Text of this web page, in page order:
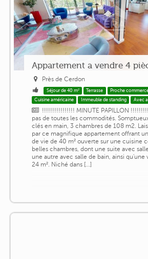
Appartement a vendre 4
Près de Cerdon
Séjour de 40 m² Terrasse
Proche
Cuisine américaine
Immeuble de standing Avec
!!!!!!!!!!!!!!!! MINUTE PAPILLON
pas de toutes les commodités.
clés en main, 3 chambres de 108 m2.
par ce magnifique appartement offrant
de vie de 40 m² ouverte sur une cuisine
belles chambres, dont une suite avec
une autre avec salle de bain, ainsi qu'une
24 m². Niché dans [...]